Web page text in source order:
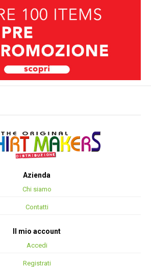
Azienda
Chi siamo
Contatti
Il mio account
Accedi
Registrati